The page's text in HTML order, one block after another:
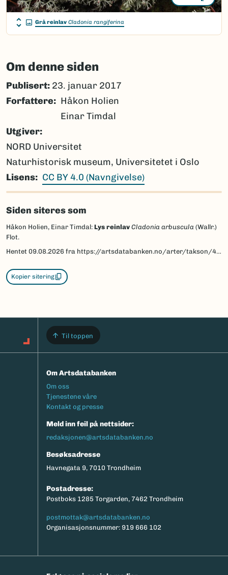
Grå reinlav Cladonia rangiferina
Om denne siden
Publisert: 23. januar 2017
Forfattere
Håkon Holien
Einar Timdal
Utgiver
NORD Universitet
Naturhistorisk museum, Universitetet i Oslo
Lisens
CC BY 4.0 (Navngivelse)
Siden siteres som
Håkon Holien, Einar Timdal: Lys reinlav Cladonia arbuscula (Wallr.)
Flot.
Hentet 09.08.2026 fra https://artsdatabanken.no/arter/takson/45006/beskrivelse
Kopier sitering
Til toppen
Om Artsdatabanken
Footermeny
Om oss
Tjenestene våre
Kontakt og presse
Meld inn feil på nettsider:
redaksjonen@artsdatabanken.no
Besøksadresse
Havnegata 9, 7010 Trondheim
Postadresse:
Postboks 1285 Torgarden, 7462 Trondheim
postmottak@artsdatabanken.no
Organisasjonsnummer: 919 666 102